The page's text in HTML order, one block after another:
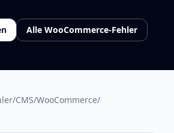
Alle WooCommerce-Fehler
/CMS/WooCommerce/